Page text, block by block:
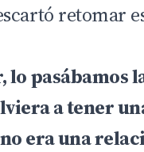
retomar
lo pasábamos
a tener
era una